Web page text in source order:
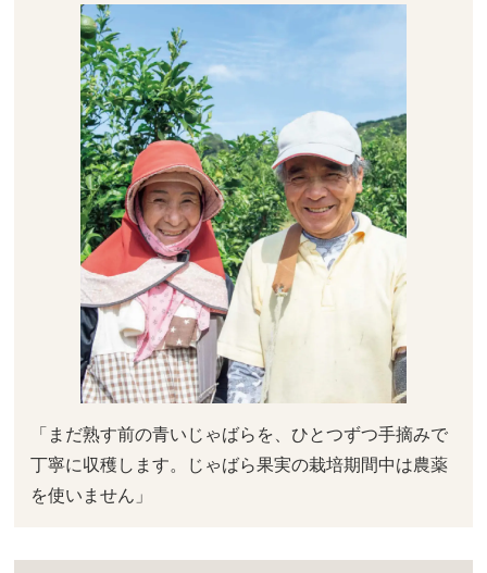
「まだ熟す前の青いじゃばらを、ひとつずつ手摘みで
丁寧に収穫します。じゃばら果実の栽培期間中は農薬
を使いません」